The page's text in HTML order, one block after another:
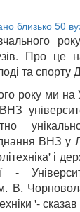
Про це
та
року ми на
ВНЗ у
і
-
ім. В.
'-